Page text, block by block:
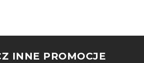
INNE PROMOCJE